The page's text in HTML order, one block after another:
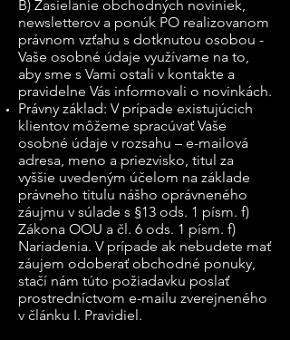
B) Zasielanie obchodných noviniek,
newsletterov a ponúk PO realizovanom
právnom vzťahu s dotknutou osobou -
Vaše osobné údaje využívame na to,
aby sme s Vami ostali v kontakte a
pravidelne Vás informovali o novinkách.
Právny základ: V prípade existujúcich
klientov môžeme spracúvať Vaše
osobné údaje v rozsahu – e-mailová
adresa, meno a priezvisko, titul za
vyššie uvedeným účelom na základe
právneho titulu nášho oprávneného
záujmu v súlade s §13 ods. 1 písm. f)
Zákona OOU a čl. 6 ods. 1 písm. f)
Nariadenia. V prípade ak nebudete mať
záujem odoberať obchodné ponuky,
stačí nám túto požiadavku poslať
prostredníctvom e-mailu zverejneného
v článku I. Pravidiel.